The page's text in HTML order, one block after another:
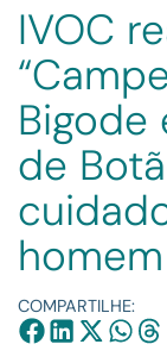
IVOC
Bigode
de
homem
COMPARTILHE: